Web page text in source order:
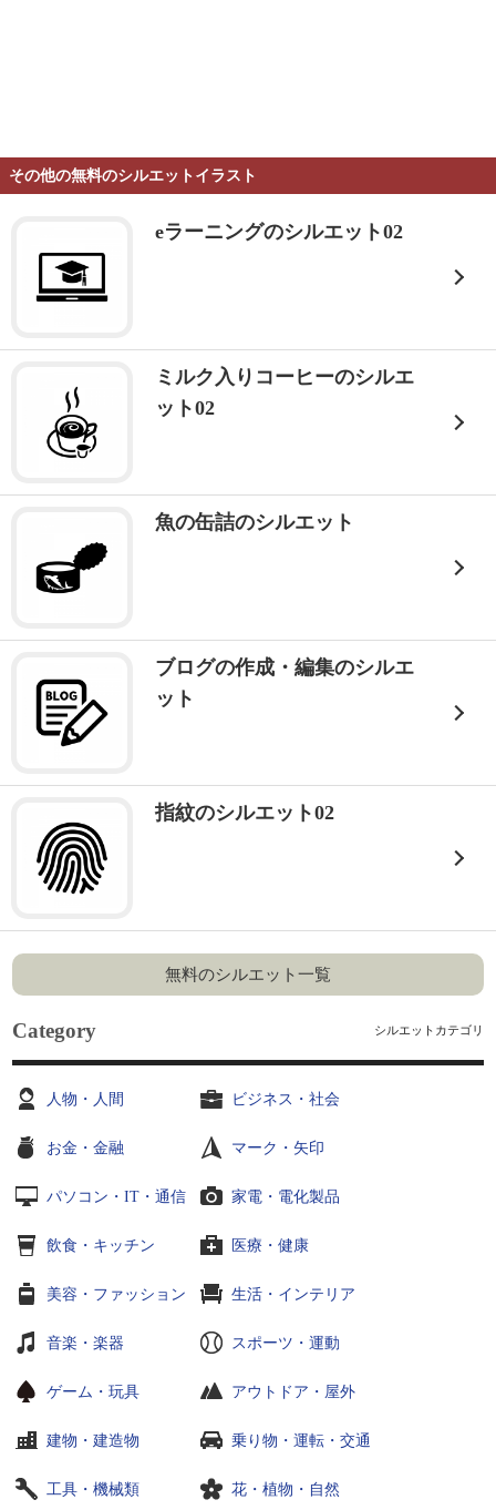
その他の無料のシルエットイラスト
eラーニングのシルエット02
ミルク入りコーヒーのシルエ
ット02
魚の缶詰のシルエット
ブログの作成・編集のシルエ
ット
指紋のシルエット02
無料のシルエット一覧
Category シルエットカテゴリ
人物・人間 ビジネス・社会
お金・金融 マーク・矢印
パソコン・IT・通信 家電・電化製品
飲食・キッチン 医療・健康
美容・ファッション 生活・インテリア
音楽・楽器 スポーツ・運動
ゲーム・玩具 アウトドア・屋外
建物・建造物 乗り物・運転・交通
工具・機械類 花・植物・自然